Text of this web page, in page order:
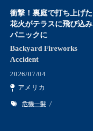
衝撃！裏庭で打ち上げた
花火がテラスに飛び込み
パニックに
Backyard Fireworks
Accident
2026/07/04
アメリカ
危機一髪